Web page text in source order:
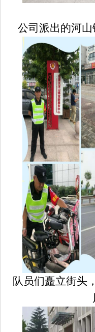
公司派出的河山
队员们矗立街头